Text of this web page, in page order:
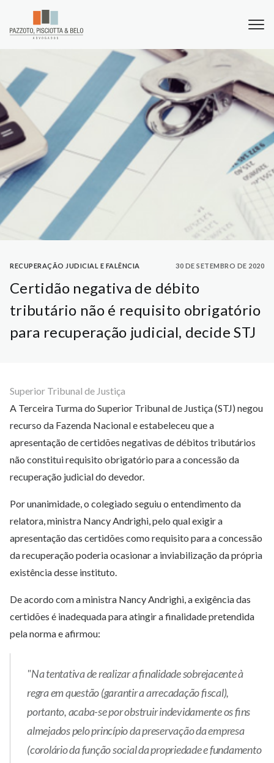
RECUPERAÇÃO JUDICIAL E FALÊNCIA 30 DE SETEMBRO DE 2020
Certidão negativa de débito
tributário não é requisito obrigatório
para recuperação judicial, decide STJ
Superior Tribunal de Justiça
A ​​​​Terceira Turma do Superior Tribunal de Justiça (STJ) negou
recurso da Fazenda Nacional e estabeleceu que a
apresentação de certidões negativas de débitos tributários
não constitui requisito obrigatório para a concessão da
recuperação judicial do devedor.
Por unanimidade, o colegiado seguiu o entendimento da
relatora, ministra Nancy Andrighi, pelo qual exigir a
apresentação das certidões como requisito para a concessão
da recuperação poderia ocasionar a inviabilização da própria
existência desse instituto.
De acordo com a ministra Nancy Andrighi, a exigência das
certidões é inadequada para atingir a finalidade pretendida
pela norma e afirmou:
"Na tentativa de realizar a finalidade sobrejacente à
regra em questão (garantir a arrecadação fiscal),
portanto, acaba-se por obstruir indevidamente os fins
almejados pelo princípio da preservação da empresa
(corolário da função social da propriedade e fundamento